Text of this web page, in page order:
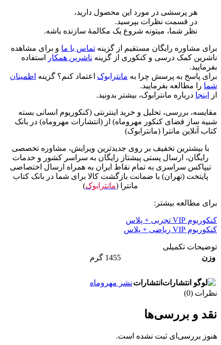
هر پرسشی در مورد این محصول دارید،
در قسمت نظرات بپرسید.
نظر شما، میتونه شروع یک مکالمۀ سازنده باشه.
برای مشاوره رایگان مستقیم از گزینه تماس با ما و برای مشاهده
ناشرین کمک درسی و کنکوری از گزینه ناشرین همکار
استفاده
بفرمایید.
برای پاسخ به پرسش چرا به مانترابوک اعتماد کنم؟ گزینه اطمینان
شما را مطالعه بفرمایید.
از
اینجا درباره مانترابوک، بیشتر بدونید.
مقایسه، بررسی، تحلیل و خرید اینترنتی (کنکوریوم انسانی بسته
شبیه ساز فضای کنکور مهروماه) از (انتشارات مهروماه) در بانک
کتاب آنلاین مانترا (مانترابوک)
با بیشترین تخفیف بر روی جدیدترین ویرایش، مشاوره تخصصی
رایگان، ارسال پستی پیشتاز رایگان به سراسر کشور و خدمات
تیپاکس سراسری به تمام نقاط ایران به همراه ارسال اختصاصی
پایتخت (تهران) با ضمانت بازگشت کالا برای شما در بانک کتاب
مانترا (مانترابوک)
برای مطالعه بیشتر:
کنکوریوم VIP تجربی + پلاس
کنکوریوم VIP ریاضی + پلاس
توضیحات تکمیلی
وزن
1455 گرم
انتشارات نشر مهروماه
نظرات (0)
نقد و بررسی‌ها
هنوز بررسی‌ای ثبت نشده است.